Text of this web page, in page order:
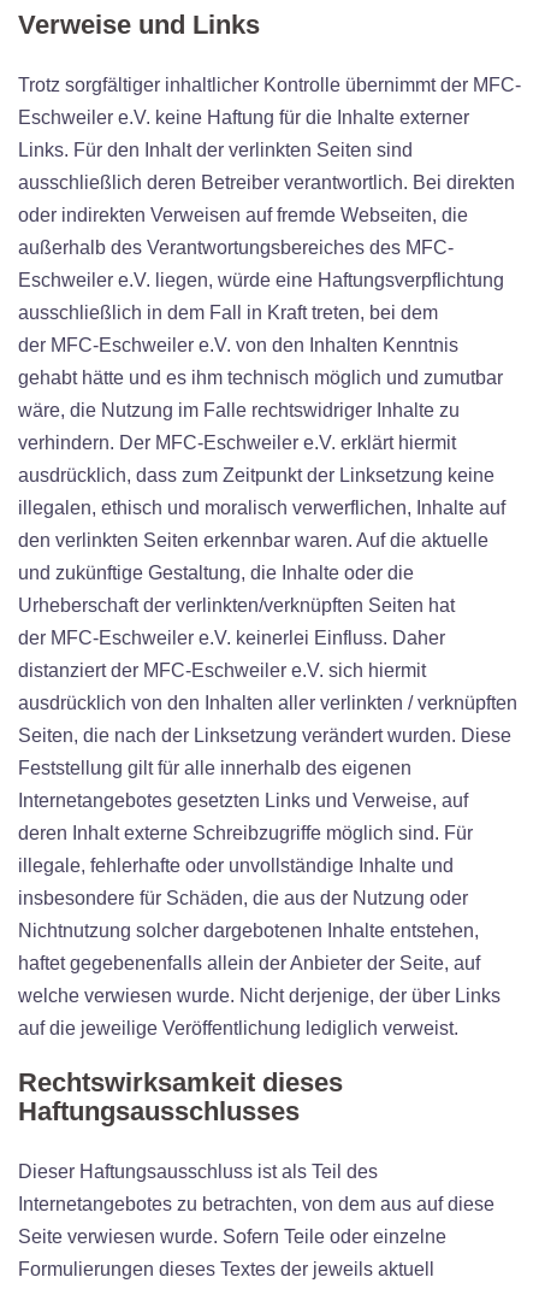
Verweise und Links
Trotz sorgfältiger inhaltlicher Kontrolle übernimmt der MFC-
Eschweiler e.V. keine Haftung für die Inhalte externer
Links. Für den Inhalt der verlinkten Seiten sind
ausschließlich deren Betreiber verantwortlich. Bei direkten
oder indirekten Verweisen auf fremde Webseiten, die
außerhalb des Verantwortungsbereiches des MFC-
Eschweiler e.V. liegen, würde eine Haftungsverpflichtung
ausschließlich in dem Fall in Kraft treten, bei dem
der MFC-Eschweiler e.V. von den Inhalten Kenntnis
gehabt hätte und es ihm technisch möglich und zumutbar
wäre, die Nutzung im Falle rechtswidriger Inhalte zu
verhindern. Der MFC-Eschweiler e.V. erklärt hiermit
ausdrücklich, dass zum Zeitpunkt der Linksetzung keine
illegalen, ethisch und moralisch verwerflichen, Inhalte auf
den verlinkten Seiten erkennbar waren. Auf die aktuelle
und zukünftige Gestaltung, die Inhalte oder die
Urheberschaft der verlinkten/verknüpften Seiten hat
der MFC-Eschweiler e.V. keinerlei Einfluss. Daher
distanziert der MFC-Eschweiler e.V. sich hiermit
ausdrücklich von den Inhalten aller verlinkten / verknüpften
Seiten, die nach der Linksetzung verändert wurden. Diese
Feststellung gilt für alle innerhalb des eigenen
Internetangebotes gesetzten Links und Verweise, auf
deren Inhalt externe Schreibzugriffe möglich sind. Für
illegale, fehlerhafte oder unvollständige Inhalte und
insbesondere für Schäden, die aus der Nutzung oder
Nichtnutzung solcher dargebotenen Inhalte entstehen,
haftet gegebenenfalls allein der Anbieter der Seite, auf
welche verwiesen wurde. Nicht derjenige, der über Links
auf die jeweilige Veröffentlichung lediglich verweist.
Rechtswirksamkeit dieses
Haftungsausschlusses
Dieser Haftungsausschluss ist als Teil des
Internetangebotes zu betrachten, von dem aus auf diese
Seite verwiesen wurde. Sofern Teile oder einzelne
Formulierungen dieses Textes der jeweils aktuell